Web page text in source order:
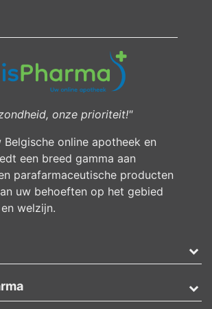
onze prioriteit!"
Belgische online apotheek en
een breed gamma aan
parafarmaceutische producten
uw behoeften op het gebied
welzijn.